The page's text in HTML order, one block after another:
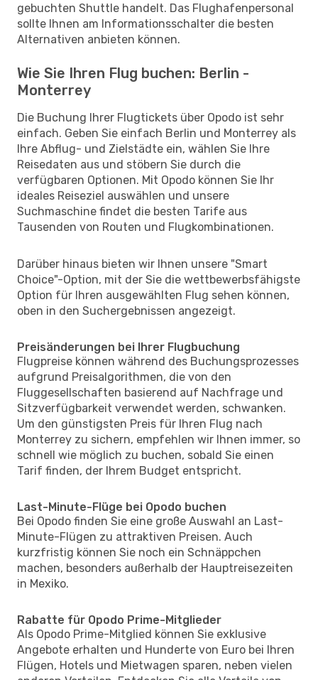
gebuchten Shuttle handelt. Das Flughafenpersonal
sollte Ihnen am Informationsschalter die besten
Alternativen anbieten können.
Wie Sie Ihren Flug buchen: Berlin -
Monterrey
Die Buchung Ihrer Flugtickets über Opodo ist sehr
einfach. Geben Sie einfach Berlin und Monterrey als
Ihre Abflug- und Zielstädte ein, wählen Sie Ihre
Reisedaten aus und stöbern Sie durch die
verfügbaren Optionen. Mit Opodo können Sie Ihr
ideales Reiseziel auswählen und unsere
Suchmaschine findet die besten Tarife aus
Tausenden von Routen und Flugkombinationen.
Darüber hinaus bieten wir Ihnen unsere "Smart
Choice"-Option, mit der Sie die wettbewerbsfähigste
Option für Ihren ausgewählten Flug sehen können,
oben in den Suchergebnissen angezeigt.
Preisänderungen bei Ihrer Flugbuchung
Flugpreise können während des Buchungsprozesses
aufgrund Preisalgorithmen, die von den
Fluggesellschaften basierend auf Nachfrage und
Sitzverfügbarkeit verwendet werden, schwanken.
Um den günstigsten Preis für Ihren Flug nach
Monterrey zu sichern, empfehlen wir Ihnen immer, so
schnell wie möglich zu buchen, sobald Sie einen
Tarif finden, der Ihrem Budget entspricht.
Last-Minute-Flüge bei Opodo buchen
Bei Opodo finden Sie eine große Auswahl an Last-
Minute-Flügen zu attraktiven Preisen. Auch
kurzfristig können Sie noch ein Schnäppchen
machen, besonders außerhalb der Hauptreisezeiten
in Mexiko.
Rabatte für Opodo Prime-Mitglieder
Als Opodo Prime-Mitglied können Sie exklusive
Angebote erhalten und Hunderte von Euro bei Ihren
Flügen, Hotels und Mietwagen sparen, neben vielen